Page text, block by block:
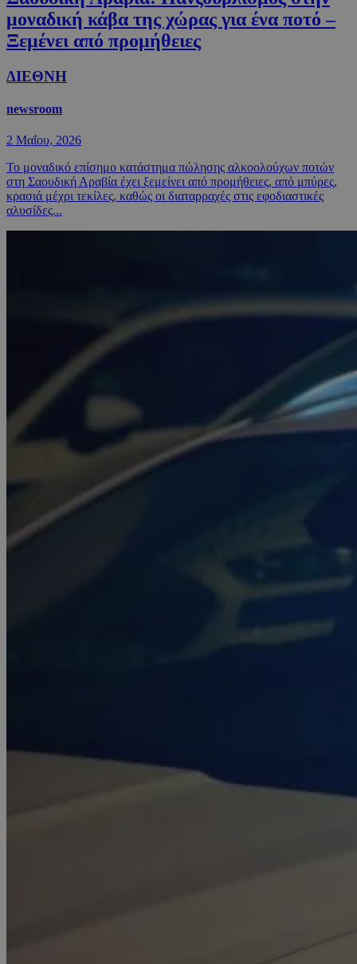
μοναδική κάβα της χώρας για ένα ποτό –
Ξεμένει από προμήθειες
ΔΙΕΘΝΗ
newsroom
2 Μαΐου, 2026
Το μοναδικό επίσημο κατάστημα πώλησης αλκοολούχων ποτών
στη Σαουδική Αραβία έχει ξεμείνει από προμήθειες, από μπύρες,
κρασιά μέχρι τεκίλες, καθώς οι διαταρραχές στις εφοδιαστικές
αλυσίδες...